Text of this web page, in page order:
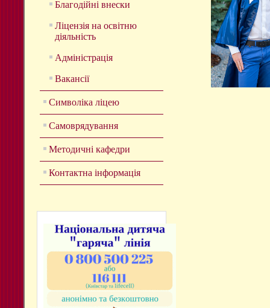
Благодійні внески
Ліцензія на освітню
діяльність
Адміністрація
Вакансії
Символіка ліцею
Самоврядування
Методичні кафедри
Контактна інформація